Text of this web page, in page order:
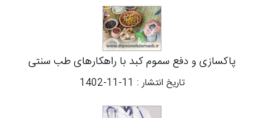
پاکسازی و دفع سموم کبد با راهکارهای طب سنتی
تاریخ انتشار : 1402-11-11